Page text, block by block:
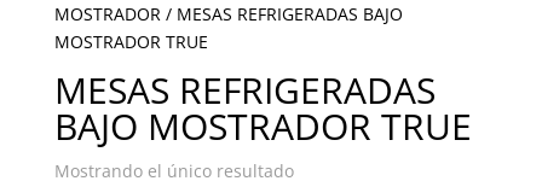
MOSTRADOR/ MESAS REFRIGERADAS BAJO
MOSTRADOR TRUE
MESAS REFRIGERADAS
BAJO MOSTRADOR TRUE
Mostrando el único resultado